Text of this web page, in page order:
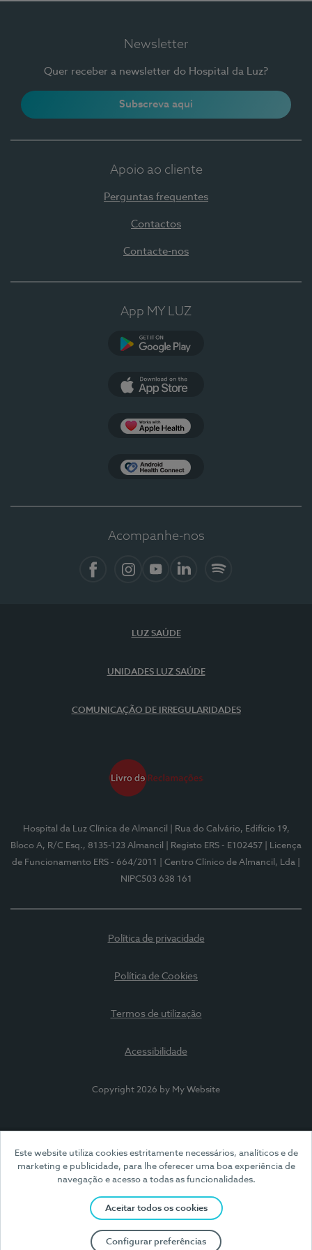
Este website utiliza cookies estritamente necessários, analíticos e de
marketing e publicidade, para lhe oferecer uma boa experiência de
navegação e acesso a todas as funcionalidades.
Aceitar todos os cookies
Configurar preferências
Newsletter
Quer receber a newsletter do Hospital da Luz?
Subscreva aqui
Apoio ao cliente
Perguntas frequentes
Contactos
Contacte-nos
App MY LUZ
Acompanhe-nos
LUZ SAÚDE
UNIDADES LUZ SAÚDE
COMUNICAÇÃO DE IRREGULARIDADES
Hospital da Luz Clínica de Almancil
| Rua do Calvário, Edifício 19,
Bloco A, R/C Esq., 8135-123 Almancil
| Registo ERS - E102457
| Licença
de Funcionamento ERS - 664/2011
| Centro Clínico de Almancil, Lda
NIPC503 638 161
Política de privacidade
Política de Cookies
Termos de utilização
Acessibilidade
Copyright 2026 by My Website